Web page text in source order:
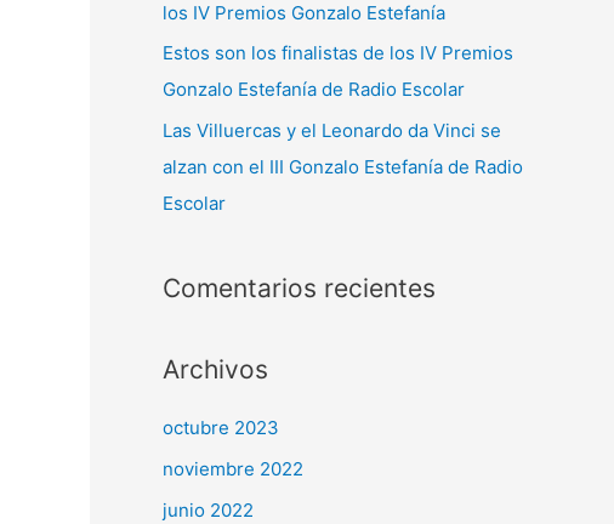
los IV Premios Gonzalo Estefanía
Estos son los finalistas de los IV Premios
Gonzalo Estefanía de Radio Escolar
Las Villuercas y el Leonardo da Vinci se
alzan con el III Gonzalo Estefanía de Radio
Escolar
Comentarios recientes
Archivos
octubre 2023
noviembre 2022
junio 2022